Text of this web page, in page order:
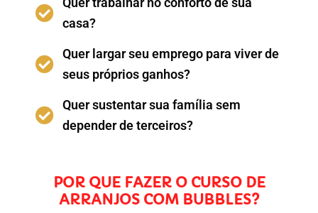
casa?
Quer largar seu emprego para viver de
seus próprios ganhos?
Quer sustentar sua família sem
depender de terceiros?
POR QUE FAZER O CURSO DE
ARRANJOS COM BUBBLES?